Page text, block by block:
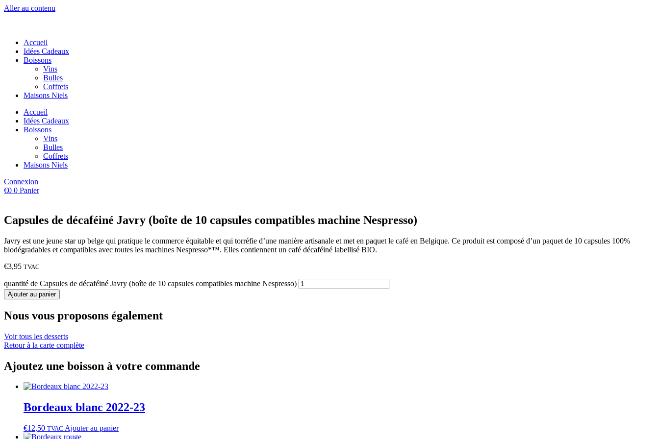
Aller au contenu
Accueil
Idées Cadeaux
Boissons
Vins
Bulles
Coffrets
Maisons Niels
Accueil
Idées Cadeaux
Boissons
Vins
Bulles
Coffrets
Maisons Niels
Connexion
€0 0 Panier
Capsules de décaféiné Javry (boîte de 10 capsules compatibles machine Nespresso)
Javry est une jeune star up belge qui pratique le commerce équitable et qui torréfie d’une manière artisanale et met en paquet le café en Belgique. Ce produit est composé d’un paquet de 10 capsules 100%
biodégradables et compatibles avec toutes les machines Nespresso*™. Elles contiennent un café décaféiné labellisé BIO.
€3,95 TVAC
quantité de Capsules de décaféiné Javry (boîte de 10 capsules compatibles machine Nespresso)
Ajouter au panier
Nous vous proposons également
Voir tous les desserts
Retour à la carte complète
Ajoutez une boisson à votre commande
Bordeaux blanc 2022‑23
€12,50 TVAC Ajouter au panier